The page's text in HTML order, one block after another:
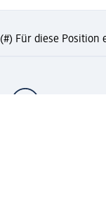
(#) Für diese Position